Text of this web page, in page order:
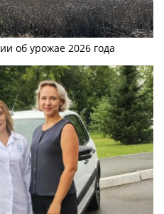
об урожае 2026 года